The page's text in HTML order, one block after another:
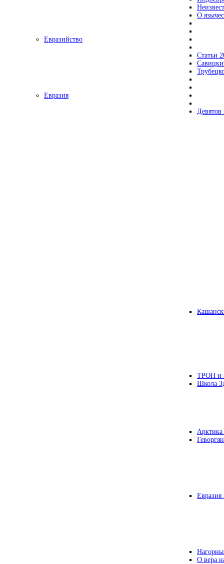
О
Евразийство
Статьи
Евразия
ТРОН и
Школа
Евразия
О вера